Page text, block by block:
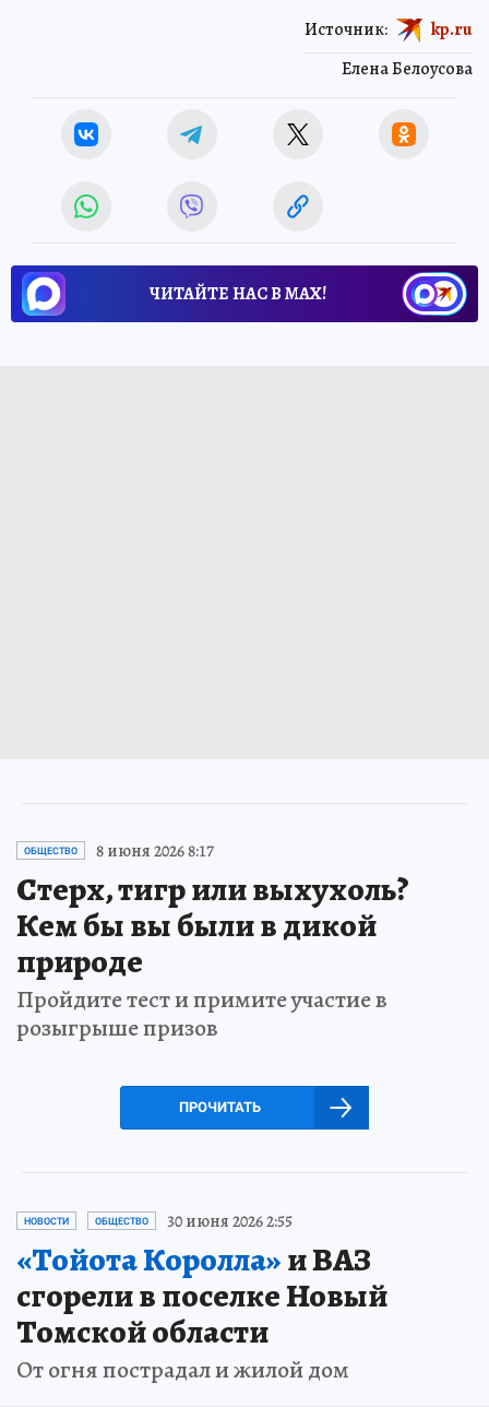
Елена Белоусова
Источник: kp.ru
ЧИТАЙТЕ НАС В МАХ!
ОБЩЕСТВО 8 июня 2026 8:17
Стерх, тигр или выхухоль?
Кем бы вы были в дикой
природе
Пройдите тест и примите участие в
розыгрыше призов
ПРОЧИТАТЬ
НОВОСТИ ОБЩЕСТВО 30 июня 2026 2:55
«Тойота Королла»и ВАЗ
сгорели в поселке Новый
Томской области
От огня пострадал и жилой дом